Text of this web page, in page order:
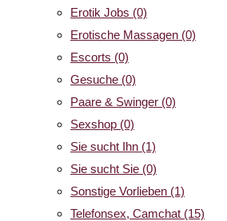
Erotik Jobs (0)
Erotische Massagen (0)
Escorts (0)
Gesuche (0)
Paare & Swinger (0)
Sexshop (0)
Sie sucht Ihn (1)
Sie sucht Sie (0)
Sonstige Vorlieben (1)
Telefonsex, Camchat (15)